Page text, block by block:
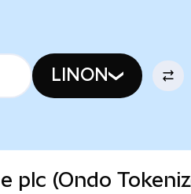
LINON
plc (Ondo